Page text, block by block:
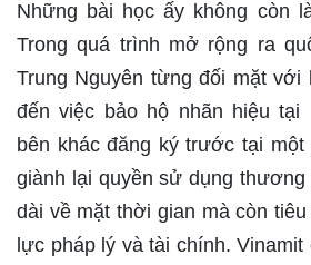
Những bài học ấy không còn
Trong quá trình mở rộng ra
Trung Nguyên từng đối mặt với
đến việc bảo hộ nhãn hiệu
bên khác đăng ký trước tại
giành lại quyền sử dụng
dài về mặt thời gian mà còn
lực pháp lý và tài chính.